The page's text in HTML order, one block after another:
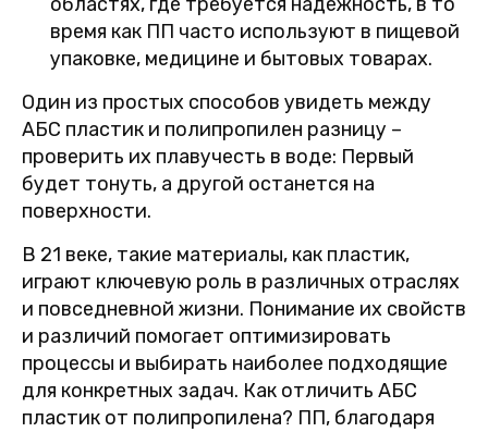
время как ПП часто используют в пищевой
упаковке, медицине и бытовых товарах.
Один из простых способов увидеть между
АБС пластик и полипропилен разницу –
проверить их плавучесть в воде: Первый
будет тонуть, а другой останется на
поверхности.
В 21 веке, такие материалы, как пластик,
играют ключевую роль в различных отраслях
и повседневной жизни. Понимание их свойств
и различий помогает оптимизировать
процессы и выбирать наиболее подходящие
для конкретных задач. Как отличить АБС
пластик от полипропилена? ПП, благодаря